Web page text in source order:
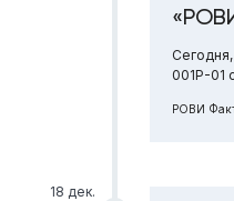
001Р-01
РОВИ
18 дек.